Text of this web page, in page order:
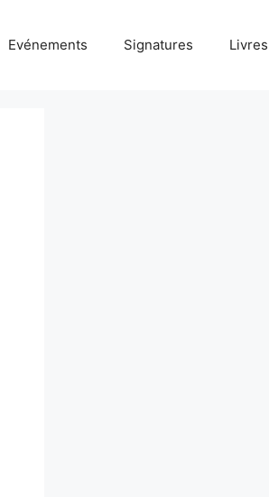
Evénements Signatures Livres